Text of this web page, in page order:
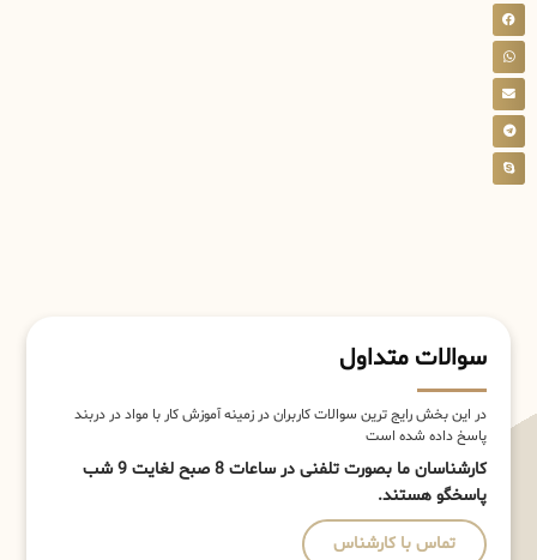
سوالات متداول
در این بخش رایج ترین سوالات کاربران در زمینه آموزش کار با مواد در دربند
پاسخ داده شده است
کارشناسان ما بصورت تلفنی در ساعات 8 صبح لغایت 9 شب
پاسخگو هستند.
تماس با کارشناس